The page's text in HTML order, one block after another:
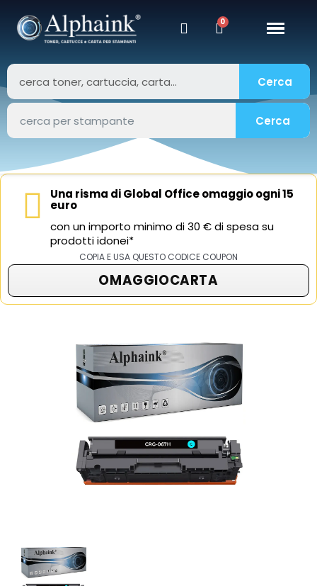
Cerca
Cerca
Una risma di Global Office omaggio ogni 15
euro
con un importo minimo di 30 € di spesa su
prodotti idonei*
COPIA E USA QUESTO CODICE COUPON
OMAGGIOCARTA